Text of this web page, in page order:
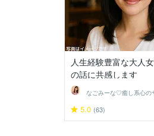
人生経験豊富な大人
の話に共感します
5.0 (63)